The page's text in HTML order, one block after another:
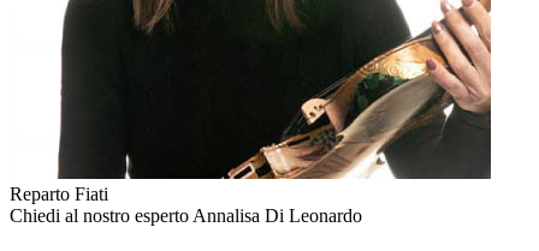
Reparto Fiati
Chiedi al nostro espertoAnnalisa Di Leonardo